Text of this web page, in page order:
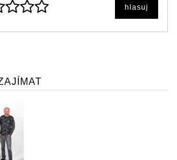
hlasuj